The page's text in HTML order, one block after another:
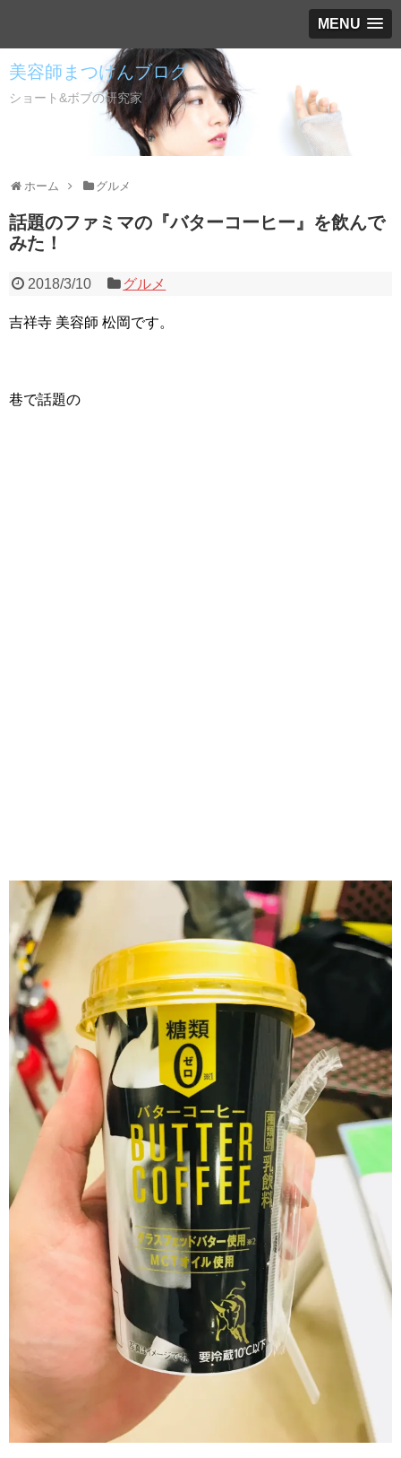
MENU
美容師まつけんブログ
ショート&ボブの研究家
ホーム グルメ
話題のファミマの『バターコーヒー』を飲んで
みた！
2018/3/10 グルメ
吉祥寺 美容師 松岡です。
巷で話題の